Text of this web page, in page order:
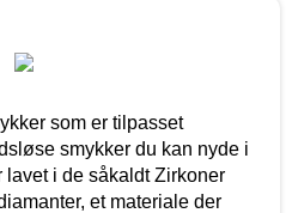
som er tilpasset
smykker du kan nyde i
lavet i de såkaldt Zirkoner
et materiale der